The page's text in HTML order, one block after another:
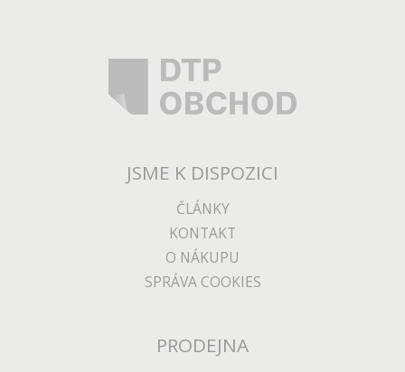
JSME K DISPOZICI
ČLÁNKY
KONTAKT
O NÁKUPU
SPRÁVA COOKIES
PRODEJNA